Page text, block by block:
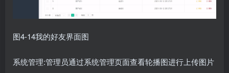
图4-14我的好友界面图
系统管理:管理员通过系统管理页面查看轮播图进行上传图片